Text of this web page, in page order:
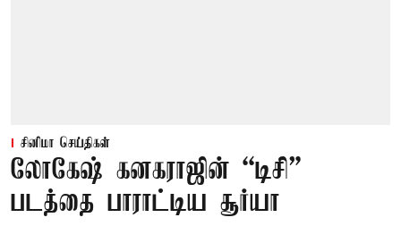
சினிமா செய்திகள்
லோகேஷ் கனகராஜின் “டிசி”
படத்தை பாராட்டிய சூர்யா